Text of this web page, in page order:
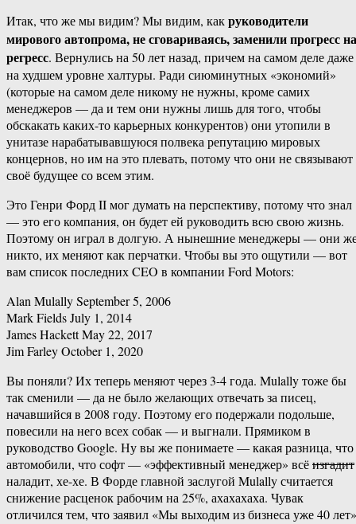
Итак, что же мы видим? Мы видим, какруководители
мирового автопрома, не сговариваясь, заменили прогресс на
регресс. Вернулись на 50 лет назад, причем на самом деле даже
на худшем уровне халтуры. Ради сиюминутных «экономий»
(которые на самом деле никому не нужны, кроме самих
менеджеров — да и тем они нужны лишь для того, чтобы
обскакать каких-то карьерных конкурентов) они утопили в
унитазе нарабатывавшуюся полвека репутацию мировых
концернов, но им на это плевать, потому что они не связывают
своё будущее со всем этим.
Это Генри Форд II мог думать на перспективу, потому что знал
— это его компания, он будет ей руководить всю свою жизнь.
Поэтому он играл в долгую. А нынешние менеджеры — они
никто, их меняют как перчатки. Чтобы вы это ощутили — вот
вам список последних CEO в компании Ford Motors:
Alan Mulally September 5, 2006
Mark Fields July 1, 2014
James Hackett May 22, 2017
Jim Farley October 1, 2020
Вы поняли? Их теперь меняют через 3-4 года. Mulally тоже бы
так сменили — да не было желающих отвечать за писец,
начавшийся в 2008 году. Поэтому его подержали подольше,
повесили на него всех собак — и выгнали. Прямиком в
руководство Google. Ну вы же понимаете — какая разница, что
автомобили, что софт — «эффективный менеджер» всёизгадит
наладит, хе-хе. В Форде главной заслугой Mulally считается
снижение расценок рабочим на 25%, ахахахаха. Чувак
отличился тем, что заявил «Мы выходим из бизнеса уже 40 лет»